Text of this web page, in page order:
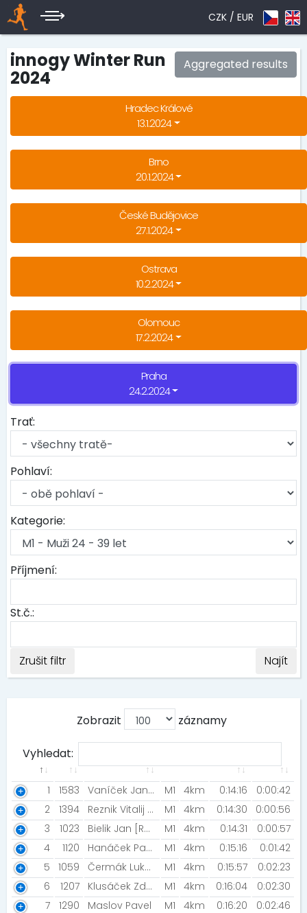
CZK / EUR
Aggregated results
innogy Winter Run
2024
Hradec Králové
13.1.2024
Brno
20.1.2024
České Budějovice
27.1.2024
Ostrava
10.2.2024
Olomouc
17.2.2024
Praha
24.2.2024
Trať:
Pohlaví:
Kategorie:
Příjmení:
St.č.:
Zrušit filtr Najít
Zobrazit záznamy
Vyhledat:
1 1583 Vaníček Jan [MIZUNO TEAM / NIGHT RUN TEAM] M1 4km 0:14:16
0:00:42
2
1394 Reznik Vitalij [NIGHT RUN TEAM ] M1 4km 0:14:30
0:00:56
3
1023 Bielik Jan [Rozběháme Česko] M1 4km 0:14:31
0:00:57
4
1120 Hanáček Pavel [Šneci v běhu] M1 4km 0:15:16
0:01:42
5
1059 Čermák Lukáš [PSK OLYMP PRAHA] M1 4km 0:15:57
0:02:23
6
1207 Klusáček Zdeněk [OCR Čelákovice] M1 4km 0:16:04
0:02:30
7
1290 Maslov Pavel M1 4km 0:16:20
0:02:46